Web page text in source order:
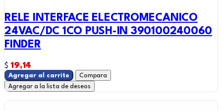
RELE INTERFACE ELECTROMECANICO
24VAC/DC 1CO PUSH-IN 390100240060
FINDER
$ 19,14
Agregar al carrito
Compara
Agregar a la lista de deseos